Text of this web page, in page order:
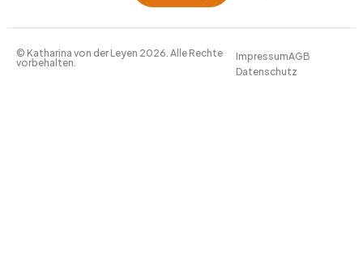
© Katharina von der Leyen 2026. Alle Rechte
vorbehalten.
ImpressumAGB
Datenschutz